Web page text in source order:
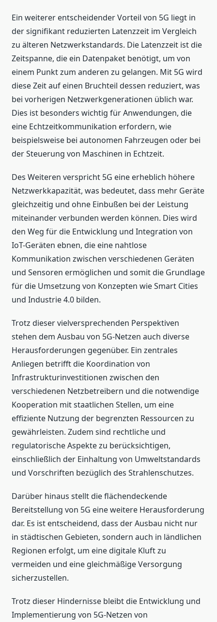
Ein weiterer entscheidender Vorteil von 5G liegt in
der signifikant reduzierten Latenzzeit im Vergleich
zu älteren Netzwerkstandards. Die Latenzzeit ist die
Zeitspanne, die ein Datenpaket benötigt, um von
einem Punkt zum anderen zu gelangen. Mit 5G wird
diese Zeit auf einen Bruchteil dessen reduziert, was
bei vorherigen Netzwerkgenerationen üblich war.
Dies ist besonders wichtig für Anwendungen, die
eine Echtzeitkommunikation erfordern, wie
beispielsweise bei autonomen Fahrzeugen oder bei
der Steuerung von Maschinen in Echtzeit.
Des Weiteren verspricht 5G eine erheblich höhere
Netzwerkkapazität, was bedeutet, dass mehr Geräte
gleichzeitig und ohne Einbußen bei der Leistung
miteinander verbunden werden können. Dies wird
den Weg für die Entwicklung und Integration von
IoT-Geräten ebnen, die eine nahtlose
Kommunikation zwischen verschiedenen Geräten
und Sensoren ermöglichen und somit die Grundlage
für die Umsetzung von Konzepten wie Smart Cities
und Industrie 4.0 bilden.
Trotz dieser vielversprechenden Perspektiven
stehen dem Ausbau von 5G-Netzen auch diverse
Herausforderungen gegenüber. Ein zentrales
Anliegen betrifft die Koordination von
Infrastrukturinvestitionen zwischen den
verschiedenen Netzbetreibern und die notwendige
Kooperation mit staatlichen Stellen, um eine
effiziente Nutzung der begrenzten Ressourcen zu
gewährleisten. Zudem sind rechtliche und
regulatorische Aspekte zu berücksichtigen,
einschließlich der Einhaltung von Umweltstandards
und Vorschriften bezüglich des Strahlenschutzes.
Darüber hinaus stellt die flächendeckende
Bereitstellung von 5G eine weitere Herausforderung
dar. Es ist entscheidend, dass der Ausbau nicht nur
in städtischen Gebieten, sondern auch in ländlichen
Regionen erfolgt, um eine digitale Kluft zu
vermeiden und eine gleichmäßige Versorgung
sicherzustellen.
Trotz dieser Hindernisse bleibt die Entwicklung und
Implementierung von 5G-Netzen von